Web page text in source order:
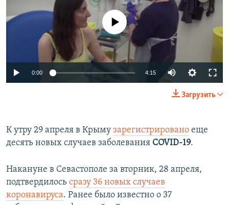
1080p
No media source currently available
0:00 4:15
270p
1080p
Загрузить
К утру 29 апреля в Крыму зарегистрировано еще
десять новых случаев заболевания COVID-19.
Накануне в Севастополе за вторник, 28 апреля,
подтвердилось сразу 36 новых случаев
коронавируса. Ранее было известно о 37